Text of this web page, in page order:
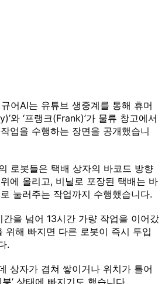
어AI는 유튜브 생중계를 통해 휴머
와 ‘프랭크(Frank)’가 물류 창고에서
업을 수행하는 장면을 공개했습니
로봇들은 택배 상자의 바코드 방향
에 올리고, 비닐로 포장된 택배는 바
눌러주는 작업까지 수행했습니다.
을 넘어 13시간 가량 작업을 이어갔
위해 빠지면 다른 로봇이 즉시 투입
.
상자가 겹쳐 쌓이거나 위치가 틀어
’ 상태에 빠지기도 했습니다.